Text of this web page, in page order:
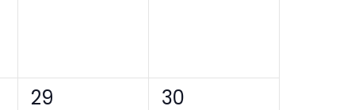
0
29
0
30